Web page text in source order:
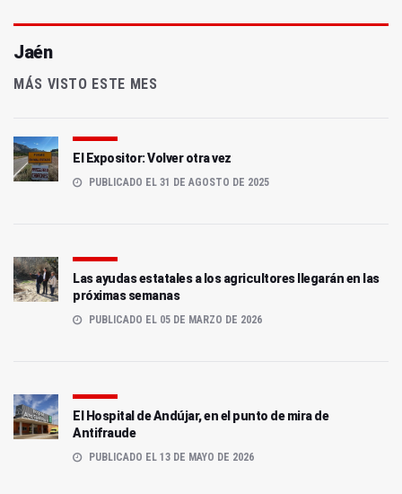
Jaén
MÁS VISTO ESTE MES
El Expositor: Volver otra vez
PUBLICADO EL 31 DE AGOSTO DE 2025
Las ayudas estatales a los agricultores llegarán en las
próximas semanas
PUBLICADO EL 05 DE MARZO DE 2026
El Hospital de Andújar, en el punto de mira de
Antifraude
PUBLICADO EL 13 DE MAYO DE 2026